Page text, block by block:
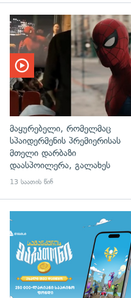
მაყურებელი, რომელმაც
სპაიდერმენის პრემიერისას
მთელი დარბაზი
დაასპოილერა, გალახეს
13 საათის წინ